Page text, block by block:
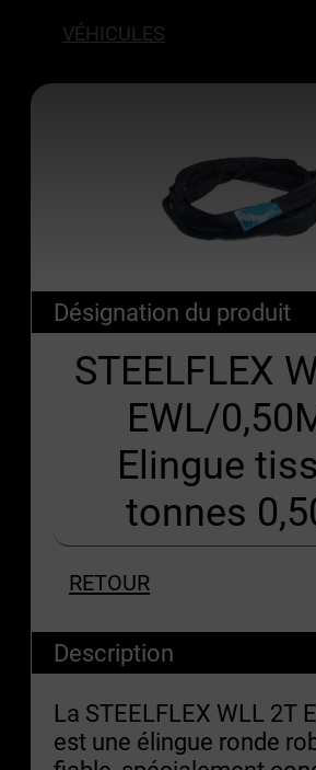
VÉHICULES
Désignation du produit
STEELFLEX
EWL/
Elingue
tonnes
RETOUR
Description
La STEELFLEX WLL 2T
est une élingue ronde